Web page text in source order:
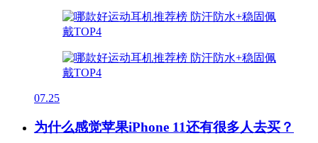
07.25
为什么感觉苹果iPhone 11还有很多人去买？